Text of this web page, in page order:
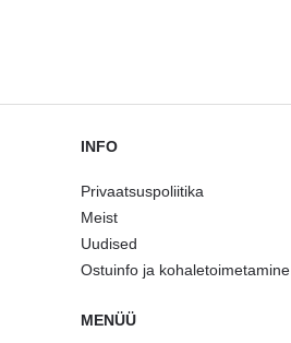
INFO
Privaatsuspoliitika
Meist
Uudised
Ostuinfo ja kohaletoimetamine
MENÜÜ